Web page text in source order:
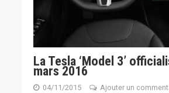
La Tesla ‘Model 3’
mars 2016
04/11/2015 Ajouter un